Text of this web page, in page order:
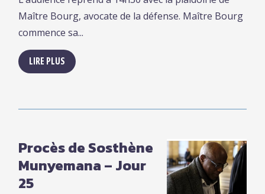
Maître Bourg, avocate de la défense. Maître Bourg
commence sa...
LIRE PLUS
Procès de Sosthène
Munyemana – Jour
25